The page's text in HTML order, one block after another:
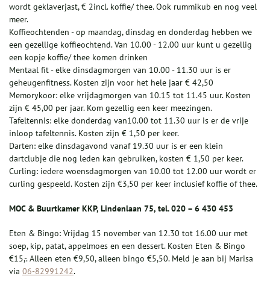
wordt geklaverjast, € 2incl. koffie/ thee. Ook rummikub en nog veel
meer.
Koffieochtenden - op maandag, dinsdag en donderdag hebben we
een gezellige koffieochtend. Van 10.00 - 12.00 uur kunt u gezellig
een kopje koffie/ thee komen drinken
Mentaal fit - elke dinsdagmorgen van 10.00 - 11.30 uur is er
geheugenfitness. Kosten zijn voor het hele jaar € 42,50
Memorykoor: elke vrijdagmorgen van 10.15 tot 11.45 uur. Kosten
zijn € 45,00 per jaar. Kom gezellig een keer meezingen.
Tafeltennis: elke donderdag van10.00 tot 11.30 uur is er de vrije
inloop tafeltennis. Kosten zijn € 1,50 per keer.
Darten: elke dinsdagavond vanaf 19.30 uur is er een klein
dartclubje die nog leden kan gebruiken, kosten € 1,50 per keer.
Curling: iedere woensdagmorgen van 10.00 tot 12.00 uur wordt er
curling gespeeld. Kosten zijn €3,50 per keer inclusief koffie of thee.
MOC & Buurtkamer KKP, Lindenlaan 75, tel. 020 – 6 430 453
Eten & Bingo: Vrijdag 15 november van 12.30 tot 16.00 uur met
soep, kip, patat, appelmoes en een dessert. Kosten Eten & Bingo
€15,-. Alleen eten €9,50, alleen bingo €5,50. Meld je aan bij Marisa
via 06-82991242.